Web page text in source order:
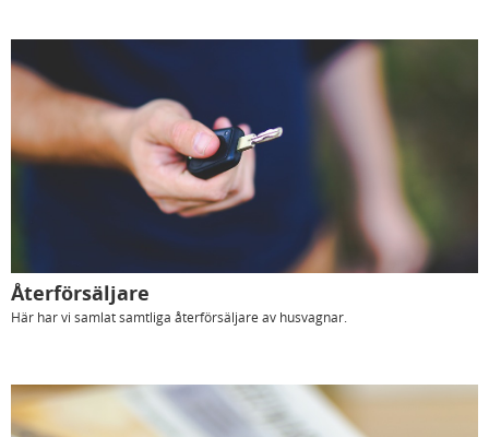
Återförsäljare
Här har vi samlat samtliga återförsäljare av husvagnar.